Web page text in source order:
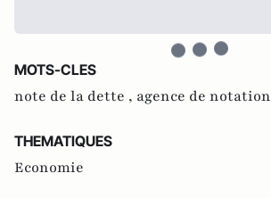
MOTS-CLES
note de la dette , agence de notation
THEMATIQUES
Economie